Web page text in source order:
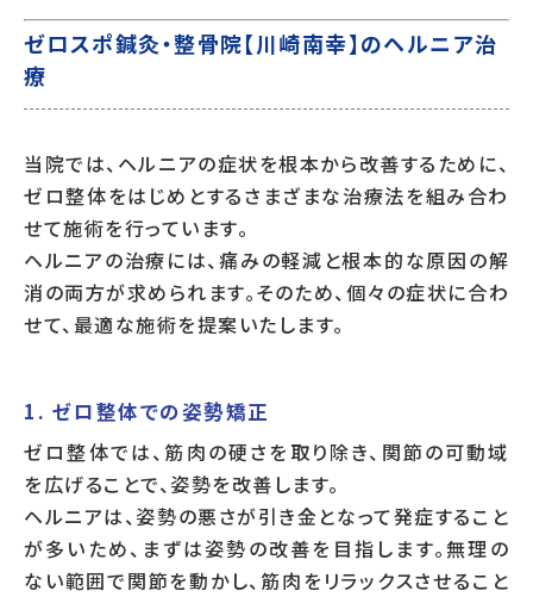
ゼロスポ鍼灸・整骨院【川崎南幸】のヘルニア治
療
当院では、ヘルニアの症状を根本から改善するために、
ゼロ整体をはじめとするさまざまな治療法を組み合わ
せて施術を行っています。
ヘルニアの治療には、痛みの軽減と根本的な原因の解
消の両方が求められます。そのため、個々の症状に合わ
せて、最適な施術を提案いたします。
1. ゼロ整体での姿勢矯正
ゼロ整体では、筋肉の硬さを取り除き、関節の可動域
を広げることで、姿勢を改善します。
ヘルニアは、姿勢の悪さが引き金となって発症すること
が多いため、まずは姿勢の改善を目指します。無理の
ない範囲で関節を動かし、筋肉をリラックスさせること